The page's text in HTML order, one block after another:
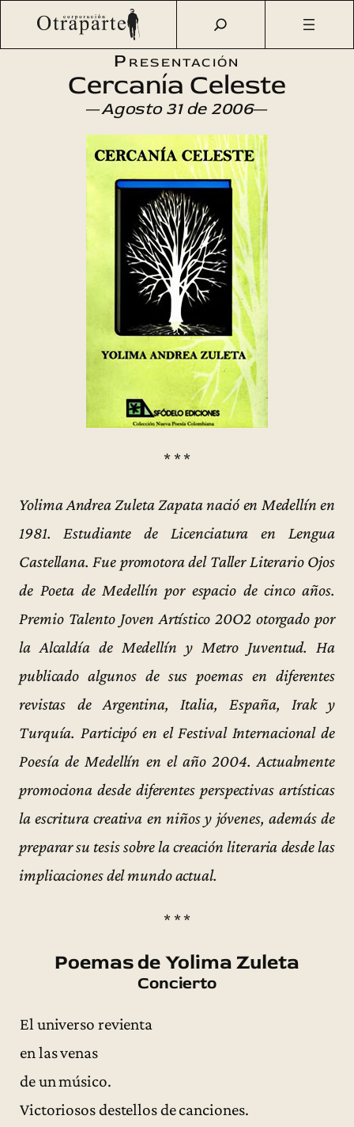
Saltar
Otraparte.org /Agenda Cultural Literatura
Cercanía
Presentación
Cercanía Celeste
—Agosto 31 de 2006—
* * *
Yolima Andrea Zuleta Zapata nació en Medellín en
1981. Estudiante de Licenciatura en Lengua
Castellana. Fue promotora del Taller Literario Ojos
de Poeta de Medellín por espacio de cinco años.
Premio Talento Joven Artístico 20O2 otorgado por
la Alcaldía de Medellín y Metro Juventud. Ha
publicado algunos de sus poemas en diferentes
revistas de Argentina, Italia, España, Irak y
Turquía. Participó en el Festival Internacional de
Poesía de Medellín en el año 2004. Actualmente
promociona desde diferentes perspectivas artísticas
la escritura creativa en niños y jóvenes, además de
preparar su tesis sobre la creación literaria desde las
implicaciones del mundo actual.
* * *
Poemas de Yolima Zuleta
Concierto
El universo revienta
en las venas
de un músico.
Victoriosos destellos de canciones.